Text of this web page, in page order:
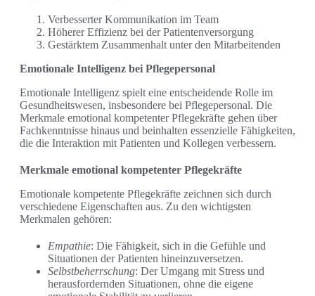
Verbesserter Kommunikation im Team
Höherer Effizienz bei der Patientenversorgung
Gestärktem Zusammenhalt unter den Mitarbeitenden
Emotionale Intelligenz bei Pflegepersonal
Emotionale Intelligenz spielt eine entscheidende Rolle im
Gesundheitswesen, insbesondere bei Pflegepersonal. Die
Merkmale emotional kompetenter Pflegekräfte gehen über
Fachkenntnisse hinaus und beinhalten essenzielle Fähigkeiten,
die die Interaktion mit Patienten und Kollegen verbessern.
Merkmale emotional kompetenter Pflegekräfte
Emotionale kompetente Pflegekräfte zeichnen sich durch
verschiedene Eigenschaften aus. Zu den wichtigsten
Merkmalen gehören:
Empathie: Die Fähigkeit, sich in die Gefühle und
Situationen der Patienten hineinzuversetzen.
Selbstbeherrschung: Der Umgang mit Stress und
herausfordernden Situationen, ohne die eigene